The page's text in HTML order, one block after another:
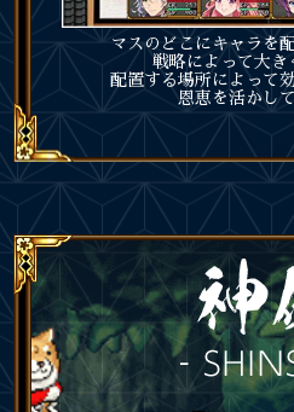
マスのどこにキャラを
戦略によって大き
配置する場所によって
恩恵を活かし